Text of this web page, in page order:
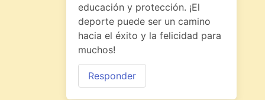
educación y protección. ¡El
deporte puede ser un camino
hacia el éxito y la felicidad para
muchos!
Responder